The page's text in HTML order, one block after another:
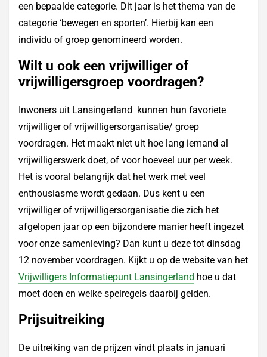
een bepaalde categorie. Dit jaar is het thema van de
categorie ‘bewegen en sporten’. Hierbij kan een
individu of groep genomineerd worden.
Wilt u ook een vrijwilliger of
vrijwilligersgroep voordragen?
Inwoners uit Lansingerland kunnen hun favoriete
vrijwilliger of vrijwilligersorganisatie/ groep
voordragen. Het maakt niet uit hoe lang iemand al
vrijwilligerswerk doet, of voor hoeveel uur per week.
Het is vooral belangrijk dat het werk met veel
enthousiasme wordt gedaan. Dus kent u een
vrijwilliger of vrijwilligersorganisatie die zich het
afgelopen jaar op een bijzondere manier heeft ingezet
voor onze samenleving? Dan kunt u deze tot dinsdag
12 november voordragen. Kijkt u op de website van het
Vrijwilligers Informatiepunt Lansingerland hoe u dat
moet doen en welke spelregels daarbij gelden.
Prijsuitreiking
De uitreiking van de prijzen vindt plaats in januari